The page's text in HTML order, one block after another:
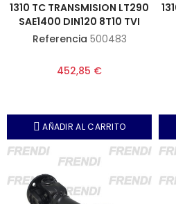
1310 TC TRANSMISION LT290
SAE1400 DIN120 8T10 TVI
Referencia 500483
452,85 €
AÑADIR AL CARRITO